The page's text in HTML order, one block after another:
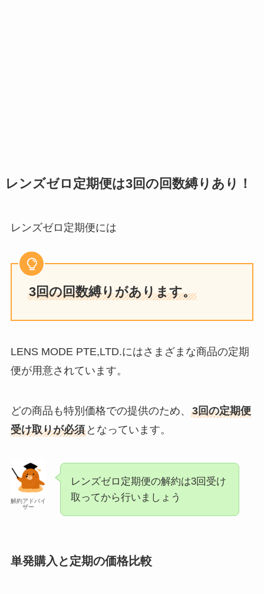
レンズゼロ定期便は3回の回数縛りあり！
レンズゼロ定期便には
3回の回数縛りがあります。
LENS MODE PTE,LTD.にはさまざまな商品の定期
便が用意されています。
どの商品も特別価格での提供のため、 3回の定期便
受け取りが必須となっています。
解約アドバイ
ザー
レンズゼロ定期便の解約は3回受け
取ってから行いましょう
単発購入と定期の価格比較